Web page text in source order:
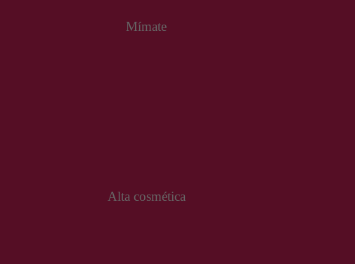
Mímate
Alta cosmética